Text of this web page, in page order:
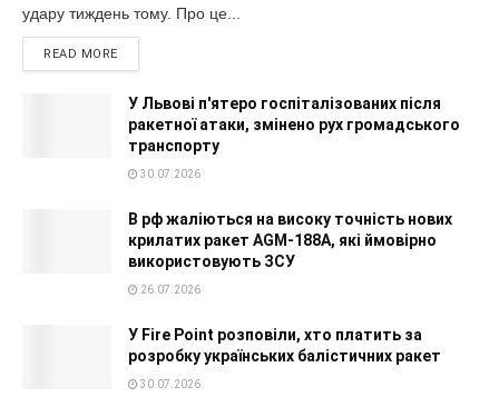
удару тиждень тому. Про це...
READ MORE
У Львові п'ятеро госпіталізованих після
ракетної атаки, змінено рух громадського
транспорту
30.07.2026
В рф жаліються на високу точність нових
крилатих ракет AGM-188A, які ймовірно
використовують ЗСУ
26.07.2026
У Fire Point розповіли, хто платить за
розробку українських балістичних ракет
30.07.2026